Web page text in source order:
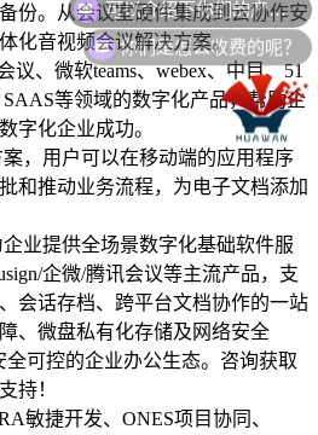
份。从会议室硬件集成到云协作安
化音视频会议解决方案。
议、微软teams、webex、中目、51
等领域的数字化产品，帮助企
字化企业成功。
，用户可以在移动端的应用程序
和推动业务流程，为电子文档添加
企业提供全场景数字化基础软件服
企微/腾讯会议等主流产品，支
会话存档、跨平台文档协作的一站
、微盘私有化存储及网络安全
全可控的企业办公生态。咨询获取
持！
敏捷开发、ONES项目协同、
你们是怎么收费的呢？